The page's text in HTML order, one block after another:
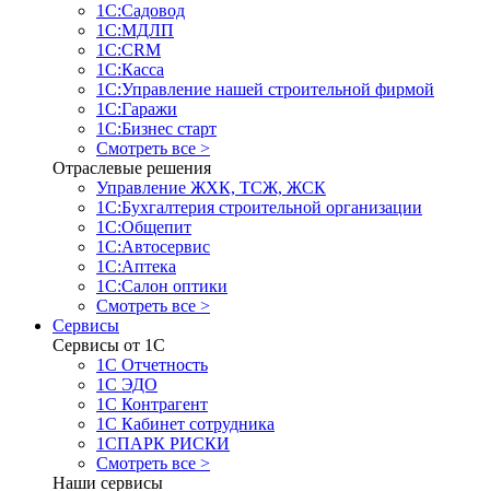
1С:Садовод
1С:МДЛП
1С:CRM
1С:Касса
1С:Управление нашей строительной фирмой
1С:Гаражи
1С:Бизнес старт
Смотреть все >
Отраслевые решения
Управление ЖХК, ТСЖ, ЖСК
1С:Бухгалтерия строительной организации
1С:Общепит
1С:Автосервис
1С:Аптека
1С:Салон оптики
Смотреть все >
Сервисы
Сервисы от 1С
1С Отчетность
1С ЭДО
1С Контрагент
1С Кабинет сотрудника
1СПАРК РИСКИ
Смотреть все >
Наши сервисы